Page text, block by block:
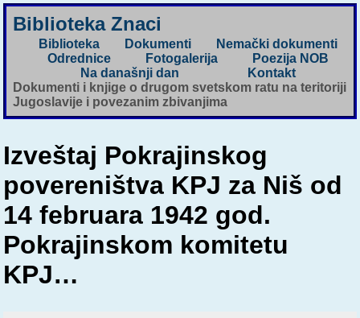
Biblioteka Znaci
Biblioteka Dokumenti
Nemački dokumenti
Odrednice
Fotogalerija
Poezija NOB
Na današnji dan
Kontakt
Dokumenti i knjige o drugom svetskom ratu na teritoriji
Jugoslavije i povezanim zbivanjima
Izveštaj Pokrajinskog
povereništva KPJ za Niš od
14 februara 1942 god.
Pokrajinskom komitetu
KPJ…